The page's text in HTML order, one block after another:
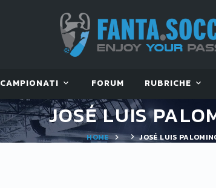
CAMPIONATI FORUM RUBRICHE
JOSÉ LUIS
HOME JOSÉ LUIS